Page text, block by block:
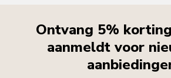
Ontvang 5%
aanmeldt voor